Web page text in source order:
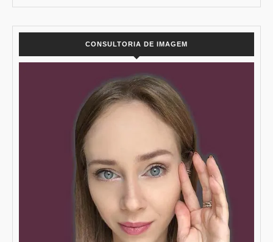
CONSULTORIA DE IMAGEM